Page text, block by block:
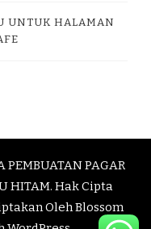
UNTUK HALAMAN
PEMBUATAN PAGAR
HITAM. Hak Cipta
OlehBlossom